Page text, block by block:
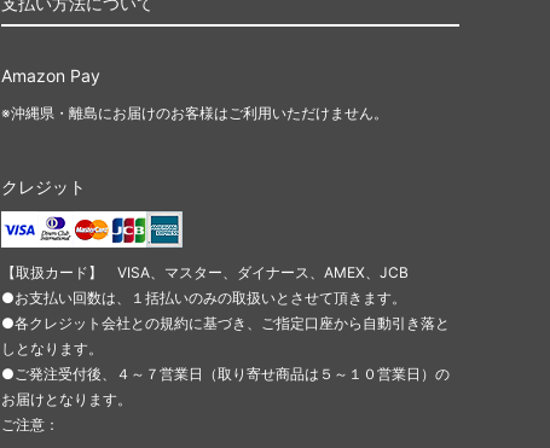
Amazon Pay
※沖縄県・離島にお届けのお客様はご利用いただけません。
クレジット
【取扱カード】 VISA、マスター、ダイナース、AMEX、JCB
●お支払い回数は、１括払いのみの取扱いとさせて頂きます。
●各クレジット会社との規約に基づき、ご指定口座から自動引き落と
しとなります。
●ご発注受付後、４～７営業日（取り寄せ商品は５～１０営業日）の
お届けとなります。
ご注意：